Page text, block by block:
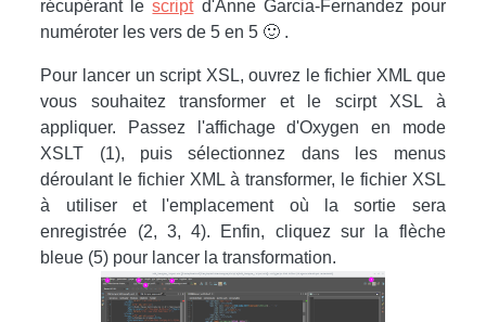
récupérant lescriptd'Anne Garcia-Fernandez pour
numéroter les vers de 5 en 5 🙂 .
Pour lancer un script XSL, ouvrez le fichier XML que
vous souhaitez transformer et le scirpt XSL à
appliquer. Passez l'affichage d'Oxygen en mode
XSLT (1), puis sélectionnez dans les menus
déroulant le fichier XML à transformer, le fichier XSL
à utiliser et l'emplacement où la sortie sera
enregistrée (2, 3, 4). Enfin, cliquez sur la flèche
bleue (5) pour lancer la transformation.